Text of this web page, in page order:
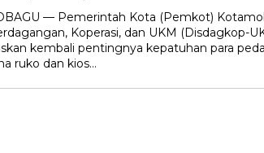
— Pemerintah Kota (Pemkot)
Koperasi, dan UKM (Disdagkop-
kembali pentingnya kepatuhan para
ruko dan kios…